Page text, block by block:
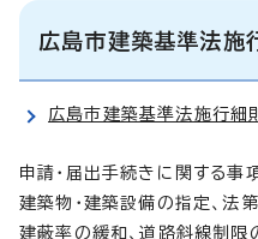
広島市建築基準法施
広島市建築基準法施行細則
申請・届出手続きに関する事
建築物・建築設備の指定、法
建蔽率の緩和、道路斜線制限